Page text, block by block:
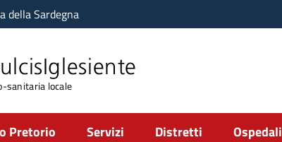
della Sardegna
sanitaria locale
Pretorio Servizi Distretti Ospedali